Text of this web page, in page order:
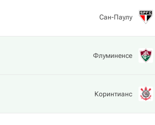
Сан-Паулу
Флуминенсе
Коринтианс